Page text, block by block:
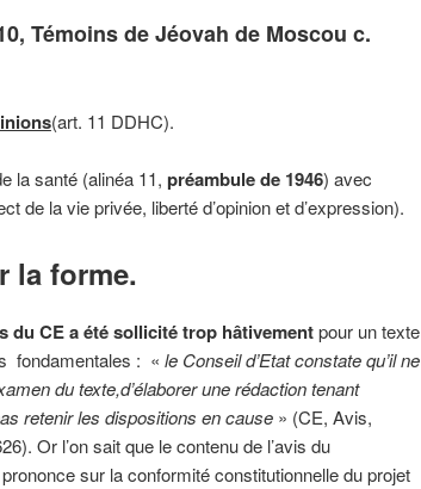
Témoins de Jéovah de Moscou c.
(art. 11 DDHC).
la santé (alinéa 11, préambule de 1946) avec
de la vie privée, liberté d’opinion et d’expression).
la forme.
du CE a été sollicité trop hâtivementpour un texte
fondamentales : « le Conseil d’Etat constate qu’il ne
du texte,d’élaborer une rédaction tenant
retenir les dispositions en cause » (CE, Avis,
Or l’on sait que le contenu de l’avis du
sur la conformité constitutionnelle du projet